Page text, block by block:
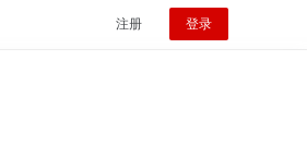
注册 登录